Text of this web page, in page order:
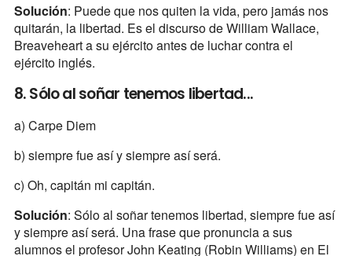
Solución: Puede que nos quiten la vida, pero jamás nos
quitarán, la libertad. Es el discurso de William Wallace,
Breaveheart a su ejército antes de luchar contra el
ejército inglés.
8. Sólo al soñar tenemos libertad...
a) Carpe Diem
b) siempre fue así y siempre así será.
c) Oh, capitán mi capitán.
Solución: Sólo al soñar tenemos libertad, siempre fue así
y siempre así será. Una frase que pronuncia a sus
alumnos el profesor John Keating (Robin Williams) en El